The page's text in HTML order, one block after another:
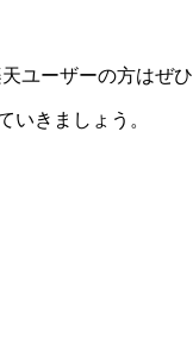
ユーザーの方はぜひ
いきましょう。